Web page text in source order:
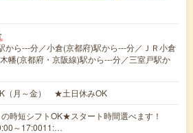
から---分／小倉(京都府)駅から---分／ＪＲ小倉
幡(京都府・京阪線)駅から---分／三室戸駅か
（月～金） ★土日休みOK
時短シフトOK★スタート時間選べます！
～17:0011:…